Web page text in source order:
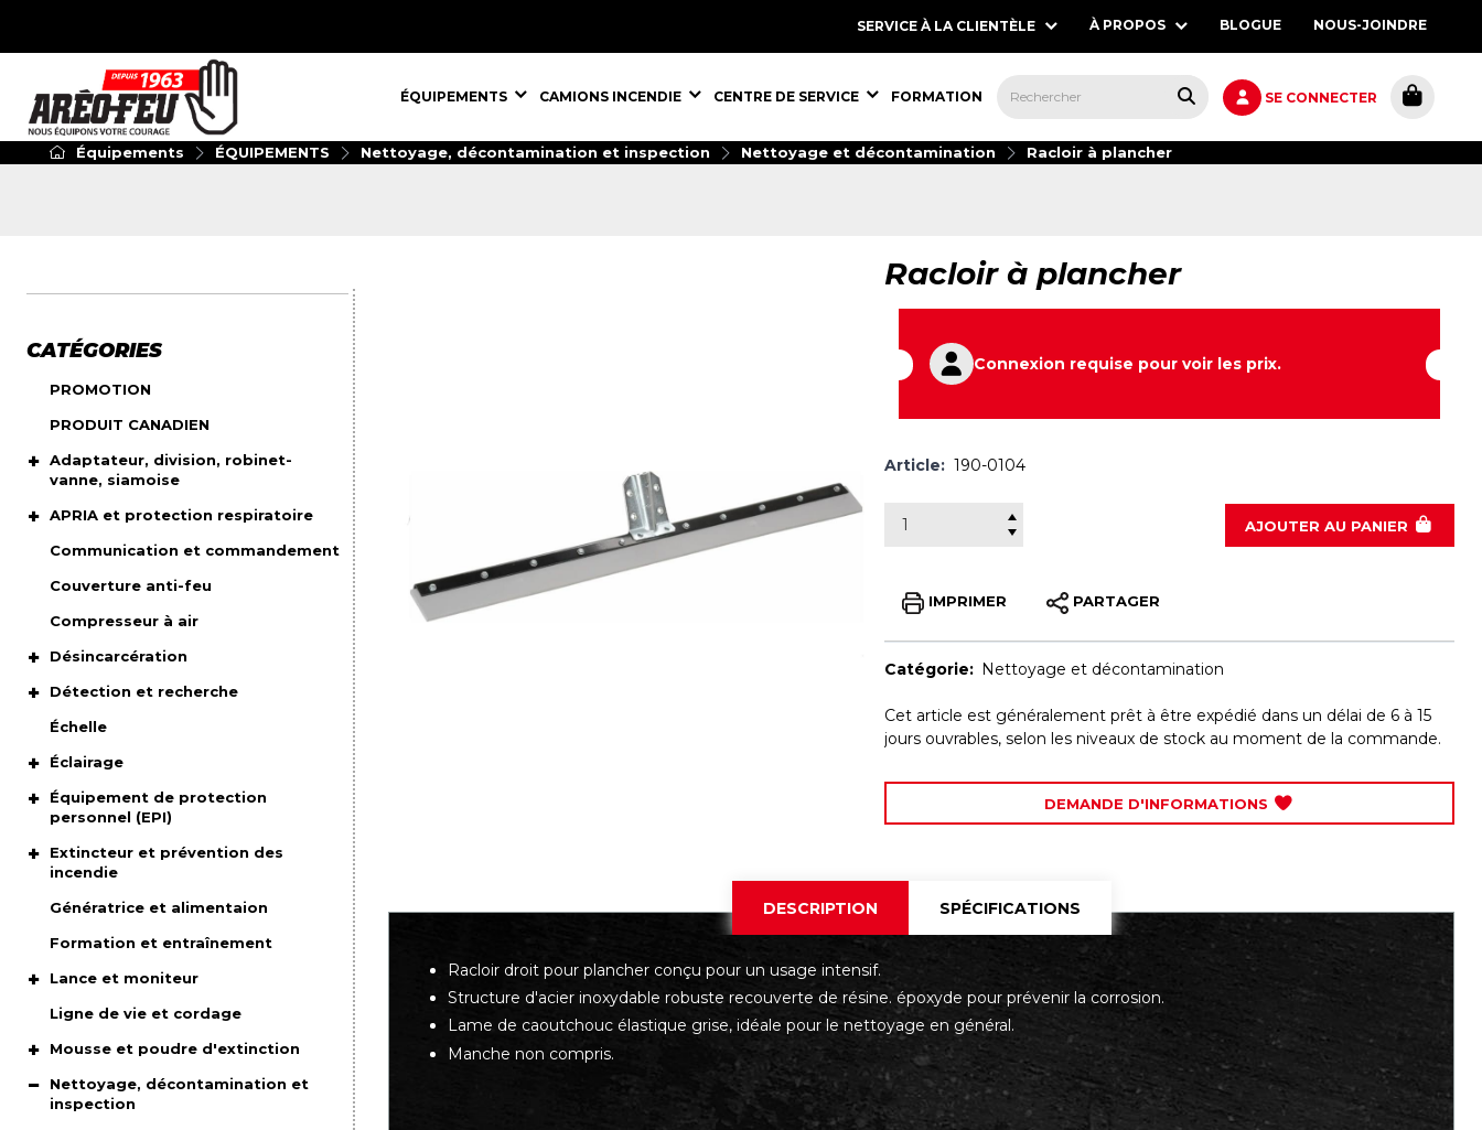
SERVICE À LA CLIENTÈLE À PROPOS BLOGUE NOUS-JOINDRE
SE CONNECTER
ÉQUIPEMENTS,
ÉQUIPEMENTS ÉQUIPEMENTS,
CAMIONS INCENDIE ÉQUIPEMENTS,
CENTRE DE SERVICE ÉQUIPEMENTS,
FORMATION
Équipements ÉQUIPEMENTS Nettoyage, décontamination et inspection Nettoyage et décontamination Racloir à plancher
CATÉGORIES
PROMOTION
PRODUIT CANADIEN
Adaptateur, division, robinet-
vanne, siamoise
APRIA et protection respiratoire
Communication et commandement
Couverture anti-feu
Compresseur à air
Désincarcération
Détection et recherche
Échelle
Éclairage
Équipement de protection
personnel (EPI)
Extincteur et prévention des
incendie
Génératrice et alimentaion
Formation et entraînement
Lance et moniteur
Ligne de vie et cordage
Mousse et poudre d'extinction
Nettoyage, décontamination et
inspection
Racloir à plancher
Connexion requise pour voir les prix.
Article: 190-0104
AJOUTER190-0104
AU PANIER
IMPRIMER PARTAGER
Catégorie: Nettoyage et décontamination
Cet article est généralement prêt à être expédié dans un délai de 6 à 15
jours ouvrables, selon les niveaux de stock au moment de la commande.
DEMANDE D'INFORMATIONS
DESCRIPTION SPÉCIFICATIONS
Racloir droit pour plancher conçu pour un usage intensif.
Structure d'acier inoxydable robuste recouverte de résine. époxyde pour prévenir la corrosion.
Lame de caoutchouc élastique grise, idéale pour le nettoyage en général.
Manche non compris.